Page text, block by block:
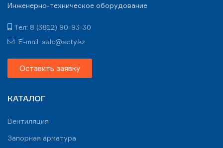
Инженерно-техническое оборудование
Тел: 8 (3812) 90-93-30
E-mail: sale@sety.kz
Оставить заявку
КАТАЛОГ
Вентиляция
Запорная арматура